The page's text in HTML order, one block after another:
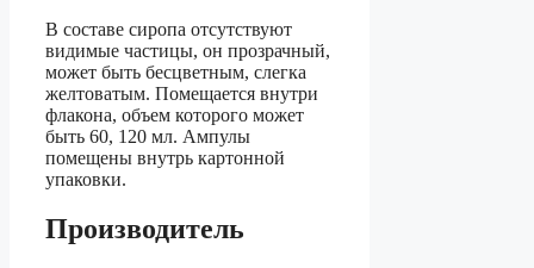
В составе сиропа отсутствуют
видимые частицы, он прозрачный,
может быть бесцветным, слегка
желтоватым. Помещается внутри
флакона, объем которого может
быть 60, 120 мл. Ампулы
помещены внутрь картонной
упаковки.
Производитель